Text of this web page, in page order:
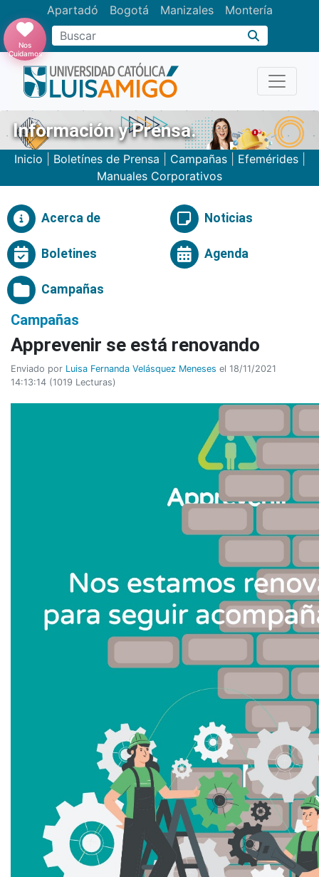
Apartadó Bogotá Manizales Montería
Buscar
Nos
Cuidamos
Información y Prensa.
Inicio Boletínes de Prensa Campañas| Efemérides|
Manuales Corporativos
Acerca de Noticias
Boletines Agenda
Campañas
Campañas
Apprevenir se está renovando
Enviado por Luisa Fernanda Velásquez Meneses el 18/11/2021
14:13:14 (1019 Lecturas)